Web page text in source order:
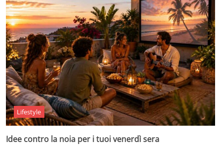
Lifestyle
Idee contro la noia per i tuoi venerdì sera